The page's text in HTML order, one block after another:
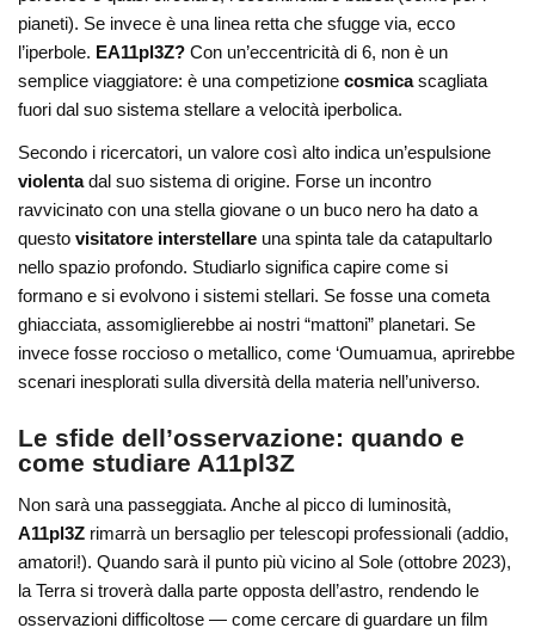
pianeti). Se invece è una linea retta che sfugge via, ecco
l’iperbole. EA11pl3Z? Con un’eccentricità di 6, non è un
semplice viaggiatore: è una competizionecosmicascagliata
fuori dal suo sistema stellare a velocità iperbolica.
Secondo i ricercatori, un valore così alto indica un’espulsione
violentadal suo sistema di origine. Forse un incontro
ravvicinato con una stella giovane o un buco nero ha dato a
questovisitatore interstellare una spinta tale da catapultarlo
nello spazio profondo. Studiarlo significa capire come si
formano e si evolvono i sistemi stellari. Se fosse una cometa
ghiacciata, assomiglierebbe ai nostri “mattoni” planetari. Se
invece fosse roccioso o metallico, come ‘Oumuamua, aprirebbe
scenari inesplorati sulla diversità della materia nell’universo.
Le sfide dell’osservazione: quando e
come studiare A11pl3Z
Non sarà una passeggiata. Anche al picco di luminosità,
A11pl3Z rimarrà un bersaglio per telescopi professionali (addio,
amatori!). Quando sarà il punto più vicino al Sole (ottobre 2023),
la Terra si troverà dalla parte opposta dell’astro, rendendo le
osservazioni difficoltose — come cercare di guardare un film